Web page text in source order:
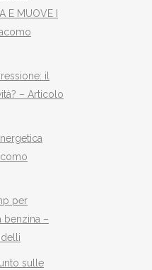
E MUOVE I
il
– Articolo
per
benzina –
sulle